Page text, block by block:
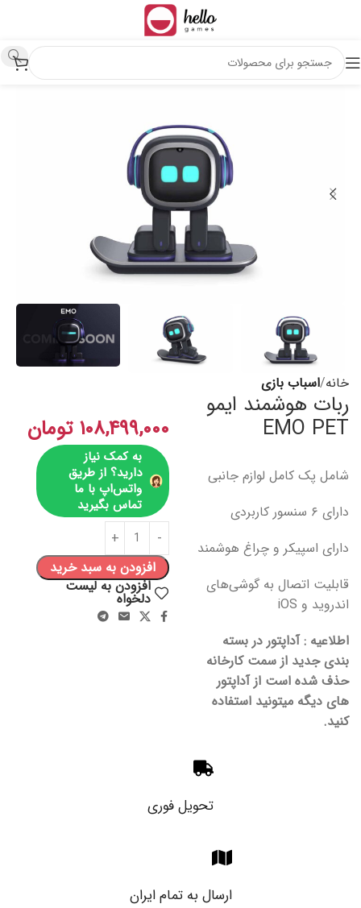
خانه اسباب بازی
ربات هوشمند ایمو
EMO PET
شامل پک کامل لوازم جانبی
دارای ۶ سنسور کاربردی
دارای اسپیکر و چراغ هوشمند
قابلیت اتصال به گوشی‌های
اندروید و iOS
اطلاعیه : آداپتور در بسته
بندی جدید از سمت کارخانه
حذف شده است از آداپتور
های دیگه میتونید استفاده
کنید.
۱۰۸,۴۹۹,۰۰۰ تومان
به کمک نیاز
دارید؟ از طریق
واتس‌اپ با ما
تماس بگیرید
افزودن به سبد خرید
افزودن به لیست
دلخواه
تحویل فوری
ارسال به تمام ایران